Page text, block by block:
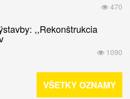
470
,,Rekonštrukcia
1090
VŠETKY OZNAMY